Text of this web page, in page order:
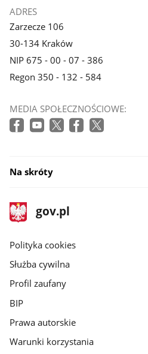
ADRES
Zarzecze 106
30-134 Kraków
NIP 675 - 00 - 07 - 386
Regon 350 - 132 - 584
MEDIA SPOŁECZNOŚCIOWE:
Na skróty
stopka
gov.pl
Strona
gov.pl
gov.pl
Polityka cookies
Służba cywilna
Profil zaufany
BIP
Prawa autorskie
Warunki korzystania